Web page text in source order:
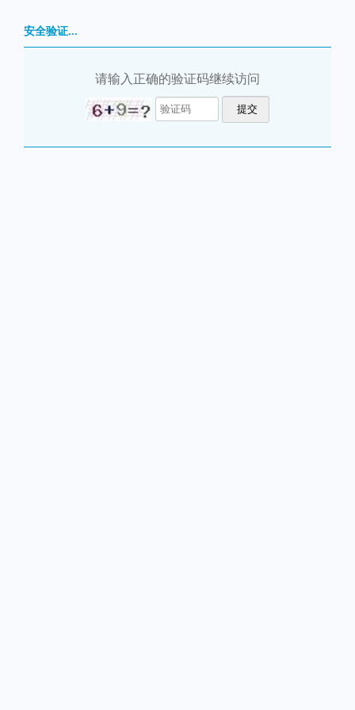
安全验证...
请输入正确的验证码继续访问